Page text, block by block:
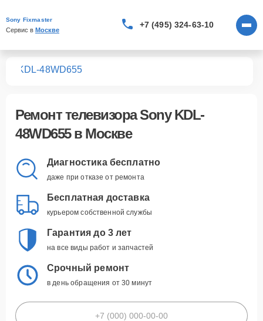
Sony Fixmaster
Сервис в Москве
+7 (495) 324-63-10
KDL-48WD655
Ремонттелевизора Sony KDL-
48WD655в Москве
Диагностика бесплатно
даже при отказе от ремонта
Бесплатная доставка
курьером собственной службы
Гарантия до 3 лет
на все виды работ и запчастей
Срочный ремонт
в день обращения от 30 минут